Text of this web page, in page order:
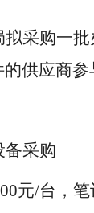
拟采购一批
供应商参
备采购
元/台，笔